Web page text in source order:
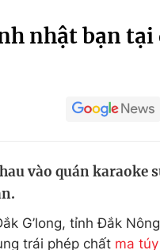
Học trực tuyến
nhật bạn tại
vào quán karaoke
G’long, tỉnh Đắk
trái phép chất ma túy